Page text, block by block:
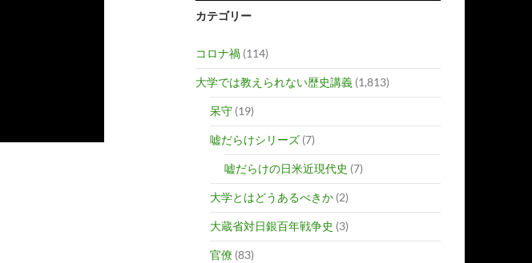
カテゴリー
コロナ禍 (114)
大学では教えられない歴史講義 (1,813)
呆守 (19)
嘘だらけシリーズ (7)
嘘だらけの日米近現代史 (7)
大学とはどうあるべきか (2)
大蔵省対日銀百年戦争史 (3)
官僚 (83)